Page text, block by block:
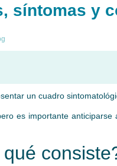
síntomas y
un cuadro
es importante